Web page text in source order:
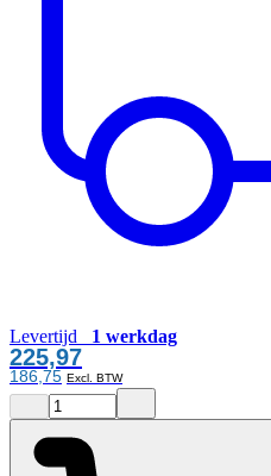
Levertijd 1 werkdag
225,97
186,75